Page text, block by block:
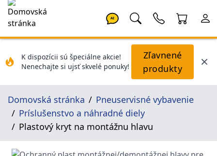
AI
K dispozícii sú špeciálne akcie!
Nenechajte si ujsť skvelé ponuky!
Zľavnené
produkty
Domovská stránka
Pneuservisné vybavenie
Príslušenstvo a náhradné diely
Plastový kryt na montážnu hlavu